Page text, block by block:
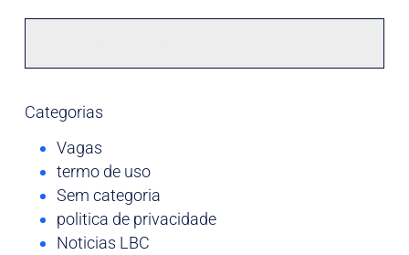
Categorias
Vagas
termo de uso
Sem categoria
politica de privacidade
Noticias LBC